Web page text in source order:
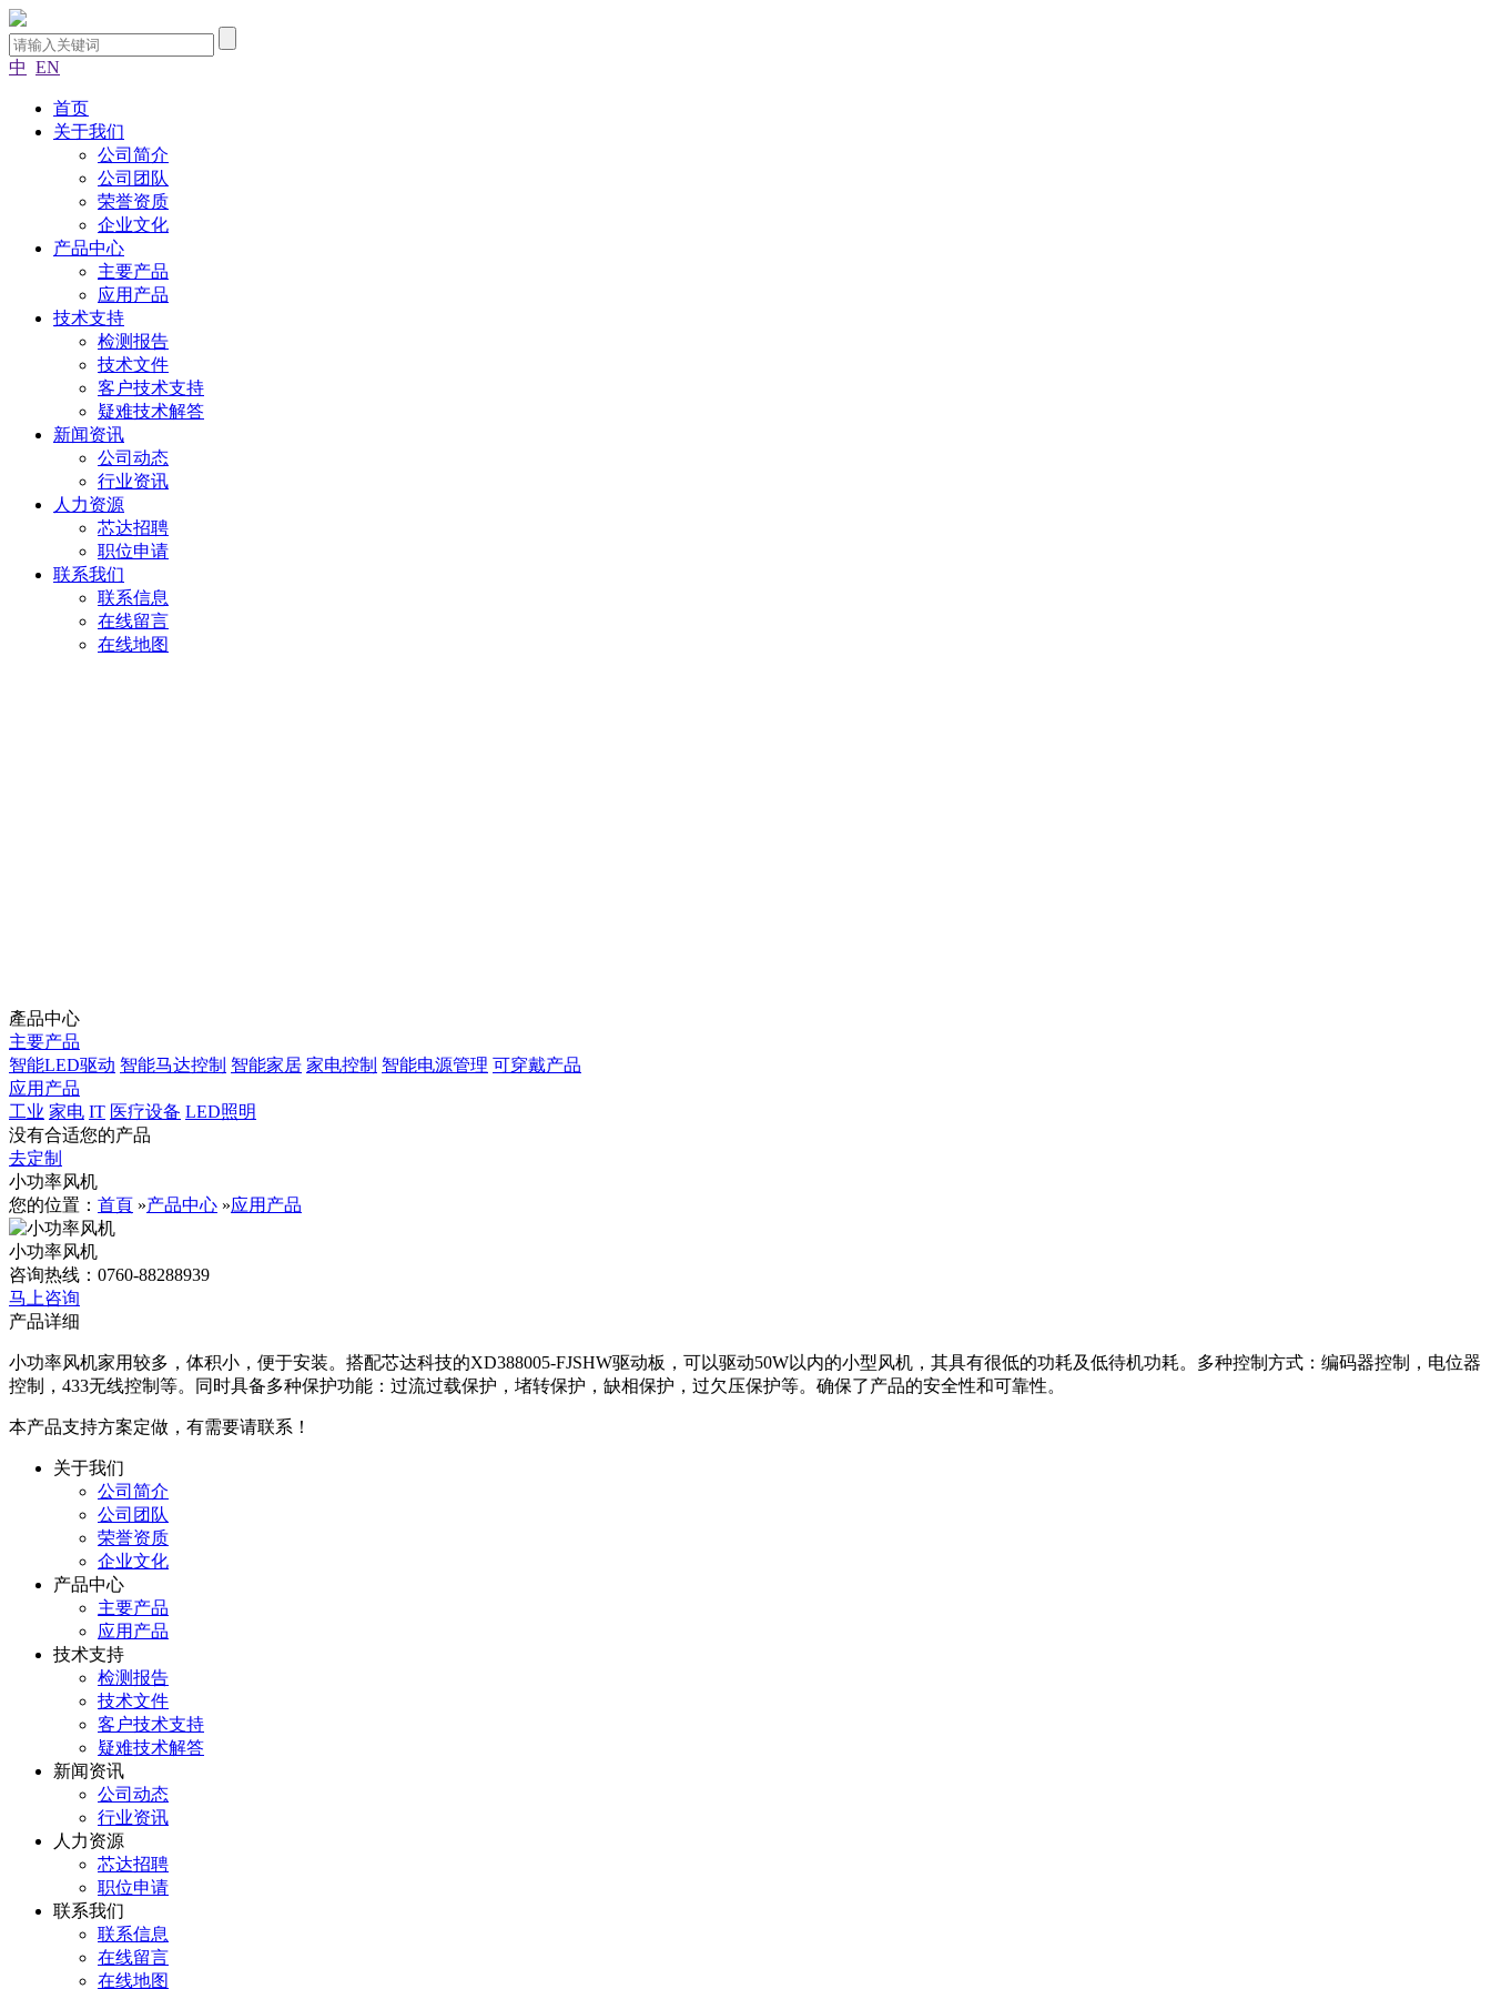
中 EN
首页
关于我们
公司简介
公司团队
荣誉资质
企业文化
产品中心
主要产品
应用产品
技术支持
检测报告
技术文件
客户技术支持
疑难技术解答
新闻资讯
公司动态
行业资讯
人力资源
芯达招聘
职位申请
联系我们
联系信息
在线留言
在线地图
產品中心
主要产品
智能LED驱动 智能马达控制 智能家居 家电控制 智能电源管理 可穿戴产品
应用产品
工业 家电 IT 医疗设备 LED照明
没有合适您的产品
去定制
小功率风机
您的位置： 首頁 »产品中心 »应用产品
小功率风机
咨询热线： 0760-88288939
马上咨询
产品详细
小功率风机家用较多，体积小，便于安装。搭配芯达科技的XD388005-FJSHW驱动板，可以驱动50W以内的小型风机，其具有很低的功耗及低待机功耗。多种控制方式：编码器控制，电位器
控制，433无线控制等。同时具备多种保护功能：过流过载保护，堵转保护，缺相保护，过欠压保护等。确保了产品的安全性和可靠性。
本产品支持方案定做，有需要请联系！
关于我们
公司简介
公司团队
荣誉资质
企业文化
产品中心
主要产品
应用产品
技术支持
检测报告
技术文件
客户技术支持
疑难技术解答
新闻资讯
公司动态
行业资讯
人力资源
芯达招聘
职位申请
联系我们
联系信息
在线留言
在线地图